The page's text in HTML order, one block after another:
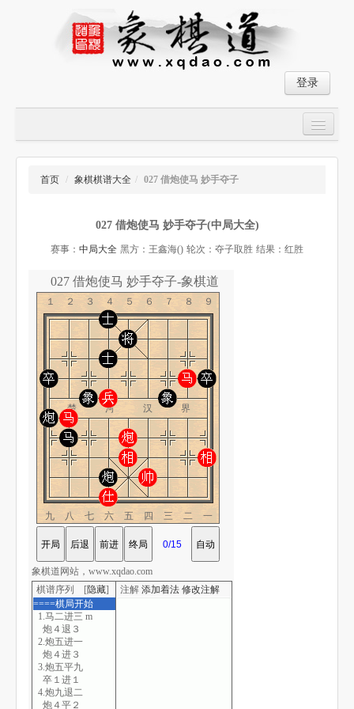
登录
大师对局
象棋小游戏
首页 / 象棋棋谱大全 / 027 借炮使马 妙手夺子
027 借炮使马 妙手夺子(中局大全)
赛事： 中局大全 黑方：王鑫海() 轮次：夺子取胜 结果：红胜
027 借炮使马 妙手夺子-象棋道
１２３４５６７８９
楚 河 汉 界
九八七六五四三二一
棋谱序列 [隐藏]
====棋局开始
1.马二进三 m
炮４退３
2.炮五进一
炮４进３
3.炮五平九
卒１进１
4.炮九退二
炮４平２
注解 添加着法 修改注解
象棋道网站，www.xqdao.com